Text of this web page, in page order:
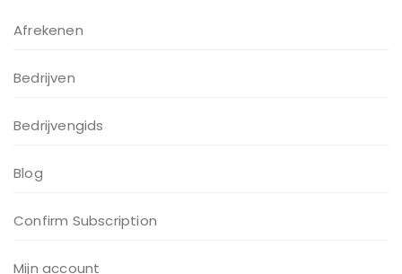
Afrekenen
Bedrijven
Bedrijvengids
Blog
Confirm Subscription
Mijn account